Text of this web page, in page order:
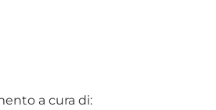
a cura di: